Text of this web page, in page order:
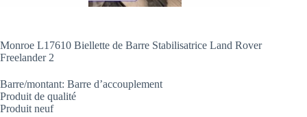
Monroe L17610 Biellette de Barre Stabilisatrice Land Rover
Freelander 2
Barre/montant: Barre d’accouplement
Produit de qualité
Produit neuf